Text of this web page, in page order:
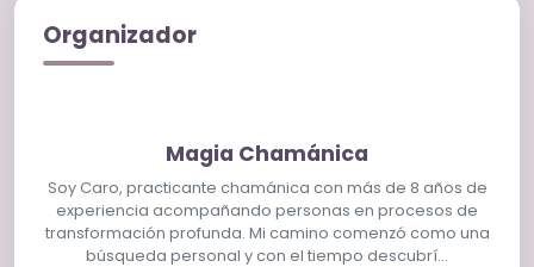
Organizador
Magia Chamánica
Soy Caro, practicante chamánica con más de 8 años de
experiencia acompañando personas en procesos de
transformación profunda. Mi camino comenzó como una
búsqueda personal y con el tiempo descubrí…